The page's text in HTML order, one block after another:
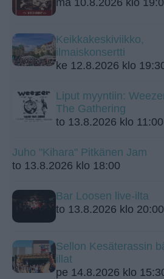
Keikkakeskiviikko,
ilmaiskonsertti
ke 12.8.2026 klo
Liput myyntiin:
The Gathering
to 13.8.2026 klo 11:00
Juho "Kihara" Pitkänen Jam
to 13.8.2026 klo 18:00
Bar Loosen live-ilta
to 13.8.2026 klo 20:00
Sellon Kesäterassin
illat
pe 14.8.2026 klo